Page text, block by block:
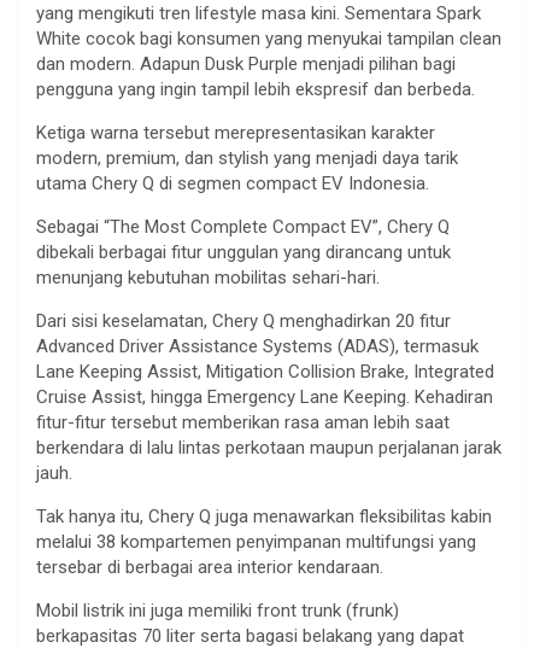
yang mengikuti tren lifestyle masa kini. Sementara Spark
White cocok bagi konsumen yang menyukai tampilan clean
dan modern. Adapun Dusk Purple menjadi pilihan bagi
pengguna yang ingin tampil lebih ekspresif dan berbeda.
Ketiga warna tersebut merepresentasikan karakter
modern, premium, dan stylish yang menjadi daya tarik
utama Chery Q di segmen compact EV Indonesia.
Sebagai “The Most Complete Compact EV”, Chery Q
dibekali berbagai fitur unggulan yang dirancang untuk
menunjang kebutuhan mobilitas sehari-hari.
Dari sisi keselamatan, Chery Q menghadirkan 20 fitur
Advanced Driver Assistance Systems (ADAS), termasuk
Lane Keeping Assist, Mitigation Collision Brake, Integrated
Cruise Assist, hingga Emergency Lane Keeping. Kehadiran
fitur-fitur tersebut memberikan rasa aman lebih saat
berkendara di lalu lintas perkotaan maupun perjalanan jarak
jauh.
Tak hanya itu, Chery Q juga menawarkan fleksibilitas kabin
melalui 38 kompartemen penyimpanan multifungsi yang
tersebar di berbagai area interior kendaraan.
Mobil listrik ini juga memiliki front trunk (frunk)
berkapasitas 70 liter serta bagasi belakang yang dapat